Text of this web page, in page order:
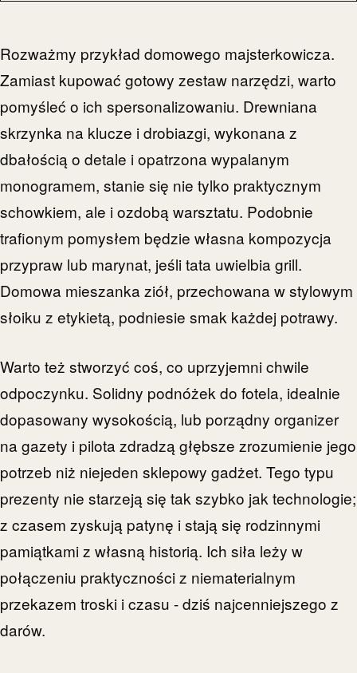
Rozważmy przykład domowego majsterkowicza.
Zamiast kupować gotowy zestaw narzędzi, warto
pomyśleć o ich spersonalizowaniu. Drewniana
skrzynka na klucze i drobiazgi, wykonana z
dbałością o detale i opatrzona wypalanym
monogramem, stanie się nie tylko praktycznym
schowkiem, ale i ozdobą warsztatu. Podobnie
trafionym pomysłem będzie własna kompozycja
przypraw lub marynat, jeśli tata uwielbia grill.
Domowa mieszanka ziół, przechowana w stylowym
słoiku z etykietą, podniesie smak każdej potrawy.
Warto też stworzyć coś, co uprzyjemni chwile
odpoczynku. Solidny podnóżek do fotela, idealnie
dopasowany wysokością, lub porządny organizer
na gazety i pilota zdradzą głębsze zrozumienie jego
potrzeb niż niejeden sklepowy gadżet. Tego typu
prezenty nie starzeją się tak szybko jak technologie;
z czasem zyskują patynę i stają się rodzinnymi
pamiątkami z własną historią. Ich siła leży w
połączeniu praktyczności z niematerialnym
przekazem troski i czasu - dziś najcenniejszego z
darów.